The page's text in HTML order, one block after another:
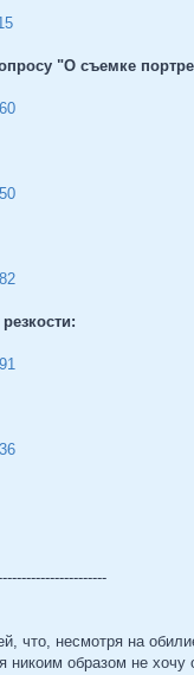
"О съемке
что, несмотря на
никоим образом не